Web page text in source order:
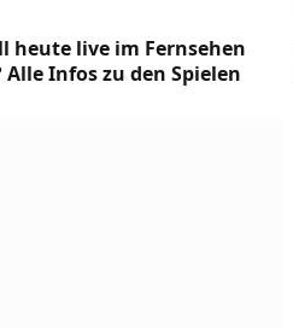
heute live im Fernsehen
Infos zu den Spielen